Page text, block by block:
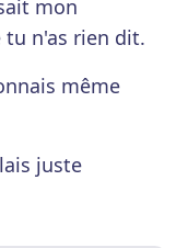
mon
n'as rien dit.
même
juste